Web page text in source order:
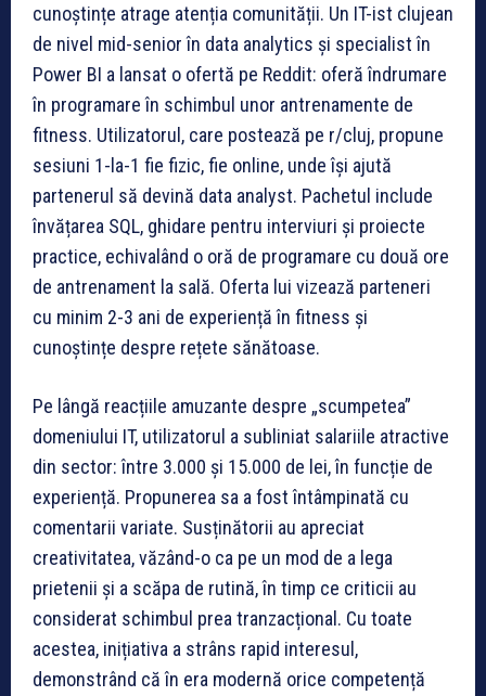
cunoștințe atrage atenția comunității. Un IT-ist clujean
de nivel mid-senior în data analytics și specialist în
Power BI a lansat o ofertă pe Reddit: oferă îndrumare
în programare în schimbul unor antrenamente de
fitness. Utilizatorul, care postează pe r/cluj, propune
sesiuni 1-la-1 fie fizic, fie online, unde își ajută
partenerul să devină data analyst. Pachetul include
învățarea SQL, ghidare pentru interviuri și proiecte
practice, echivalând o oră de programare cu două ore
de antrenament la sală. Oferta lui vizează parteneri
cu minim 2-3 ani de experiență în fitness și
cunoștințe despre rețete sănătoase.
Pe lângă reacțiile amuzante despre „scumpetea”
domeniului IT, utilizatorul a subliniat salariile atractive
din sector: între 3.000 și 15.000 de lei, în funcție de
experiență. Propunerea sa a fost întâmpinată cu
comentarii variate. Susținătorii au apreciat
creativitatea, văzând-o ca pe un mod de a lega
prietenii și a scăpa de rutină, în timp ce criticii au
considerat schimbul prea tranzacțional. Cu toate
acestea, inițiativa a strâns rapid interesul,
demonstrând că în era modernă orice competență